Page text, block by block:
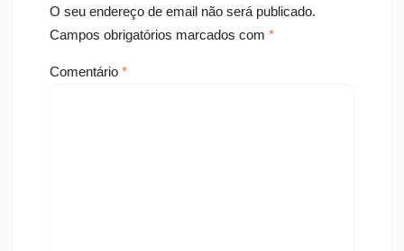
O seu endereço de email não será publicado.
Campos obrigatórios marcados com *
Comentário *